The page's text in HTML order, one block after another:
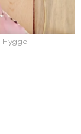
Hygge